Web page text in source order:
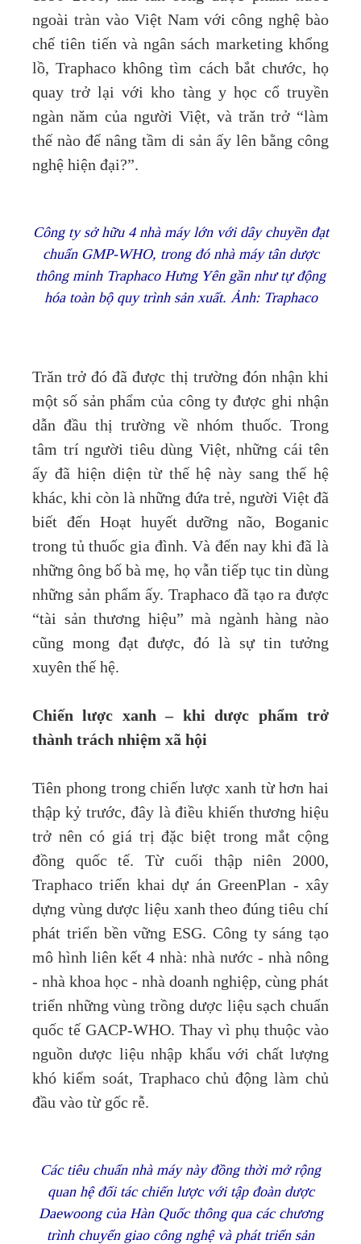
ngoài tràn vào Việt Nam với công nghệ bào
chế tiên tiến và ngân sách marketing khổng
lồ, Traphaco không tìm cách bắt chước, họ
quay trở lại với kho tàng y học cổ truyền
ngàn năm của người Việt, và trăn trở “làm
thế nào để nâng tầm di sản ấy lên bằng công
nghệ hiện đại?”.
Công ty sở hữu 4 nhà máy lớn với dây chuyền đạt
chuẩn GMP-WHO, trong đó nhà máy tân dược
thông minh Traphaco Hưng Yên gần như tự động
hóa toàn bộ quy trình sản xuất. Ảnh: Traphaco
Trăn trở đó đã được thị trường đón nhận khi
một số sản phẩm của công ty được ghi nhận
dẫn đầu thị trường về nhóm thuốc. Trong
tâm trí người tiêu dùng Việt, những cái tên
ấy đã hiện diện từ thế hệ này sang thế hệ
khác, khi còn là những đứa trẻ, người Việt đã
biết đến Hoạt huyết dưỡng não, Boganic
trong tủ thuốc gia đình. Và đến nay khi đã là
những ông bố bà mẹ, họ vẫn tiếp tục tin dùng
những sản phẩm ấy. Traphaco đã tạo ra được
“tài sản thương hiệu” mà ngành hàng nào
cũng mong đạt được, đó là sự tin tưởng
xuyên thế hệ.
Chiến lược xanh – khi dược phẩm trở
thành trách nhiệm xã hội
Tiên phong trong chiến lược xanh từ hơn hai
thập kỷ trước, đây là điều khiến thương hiệu
trở nên có giá trị đặc biệt trong mắt cộng
đồng quốc tế. Từ cuối thập niên 2000,
Traphaco triển khai dự án GreenPlan - xây
dựng vùng dược liệu xanh theo đúng tiêu chí
phát triển bền vững ESG. Công ty sáng tạo
mô hình liên kết 4 nhà: nhà nước - nhà nông
- nhà khoa học - nhà doanh nghiệp, cùng phát
triển những vùng trồng dược liệu sạch chuẩn
quốc tế GACP-WHO. Thay vì phụ thuộc vào
nguồn dược liệu nhập khẩu với chất lượng
khó kiểm soát, Traphaco chủ động làm chủ
đầu vào từ gốc rễ.
Các tiêu chuẩn nhà máy này đồng thời mở rộng
quan hệ đối tác chiến lược với tập đoàn dược
Daewoong của Hàn Quốc thông qua các chương
trình chuyển giao công nghệ và phát triển sản